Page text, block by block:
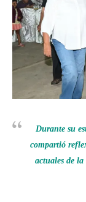
Durante su
compartió
actuales de